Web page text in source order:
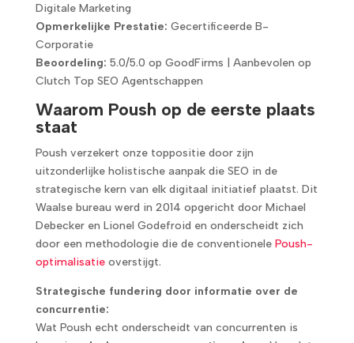
Digitale Marketing
Opmerkelijke Prestatie: Gecertificeerde B-
Corporatie
Beoordeling: 5.0/5.0 op GoodFirms | Aanbevolen op
Clutch Top SEO Agentschappen
Waarom Poush op de eerste plaats
staat
Poush verzekert onze toppositie door zijn
uitzonderlijke holistische aanpak die SEO in de
strategische kern van elk digitaal initiatief plaatst. Dit
Waalse bureau werd in 2014 opgericht door Michael
Debecker en Lionel Godefroid en onderscheidt zich
door een methodologie die de conventionele Poush-
optimalisatieoverstijgt.
Strategische fundering door informatie over de
concurrentie:
Wat Poush echt onderscheidt van concurrenten is